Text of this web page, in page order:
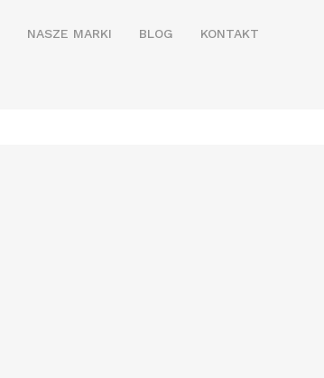
NASZE MARKI BLOG KONTAKT